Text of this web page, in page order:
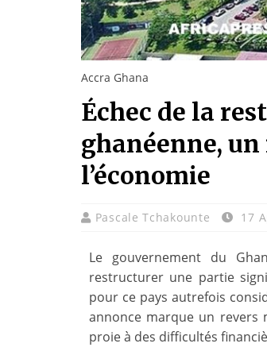
Accra Ghana
Échec de la
ghanéenne,
l’économie
Pascale Tchakounte 17
Le gouvernement du
restructurer une partie
pour ce pays autrefois
annonce marque un revers
proie à des difficultés